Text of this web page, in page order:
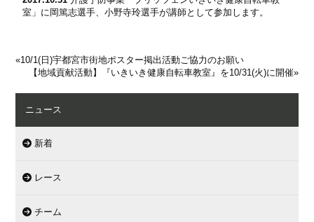
室」に岡篤志選手、小野寺玲選手が講師として参加します。
«10/1(日)宇都宮市街地ポスター掲出活動ご協力のお願い
【地域貢献活動】『いきいき健康自転車教室』を10/31(火)に開催»
ニュース
新着
レース
チーム